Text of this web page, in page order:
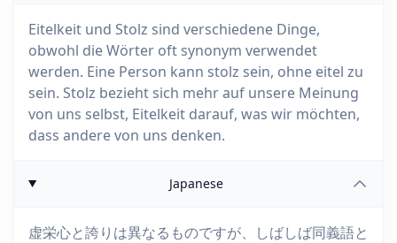
Eitelkeit und Stolz sind verschiedene Dinge,
obwohl die Wörter oft synonym verwendet
werden. Eine Person kann stolz sein, ohne eitel zu
sein. Stolz bezieht sich mehr auf unsere Meinung
von uns selbst, Eitelkeit darauf, was wir möchten,
dass andere von uns denken.
Japanese
虚栄心と誇りは異なるものですが、しばしば同義語と